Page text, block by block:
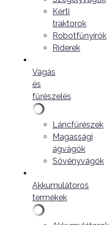
Kerti
traktorok
Robotfűnyírók
Riderek
Vágás
és
fűrészelés
Láncfűrészek
Magassági
ágvágók
Sövényvágók
Akkumulátoros
termékek